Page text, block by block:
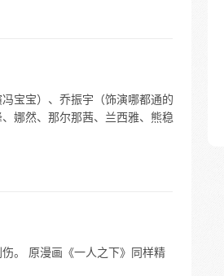
宝宝）、乔振宇（饰演哪都通的
娜然、那尔那茜、兰西雅、熊稳
。 原漫画《一人之下》同样精